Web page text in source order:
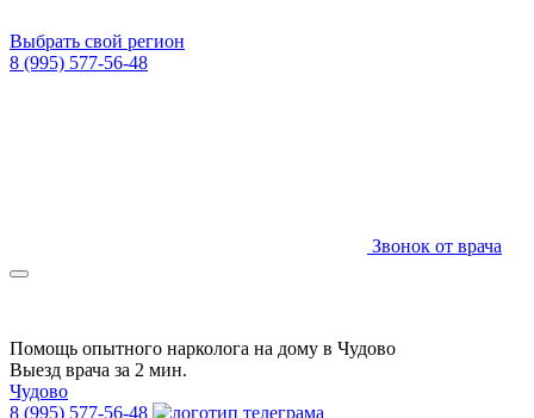
Выбрать свой регион
8 (995) 577-56-48
Звонок от врача
Помощь опытного нарколога на дому в Чудово
Выезд врача за 2 мин.
Чудово
8 (995) 577-56-48